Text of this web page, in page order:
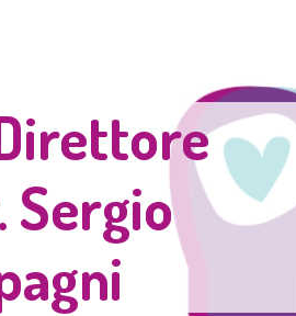
Sergio